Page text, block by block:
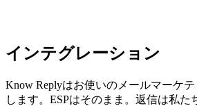
インテグレーション
Know Replyはお使いのメールマーケ
します。ESPはそのまま。返信は私た